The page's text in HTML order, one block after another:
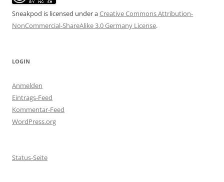
Sneakpod is licensed under aCreative Commons Attribution-
NonCommercial-ShareAlike 3.0 Germany License.
LOGIN
Anmelden
Eintrags-Feed
Kommentar-Feed
WordPress.org
Status-Seite